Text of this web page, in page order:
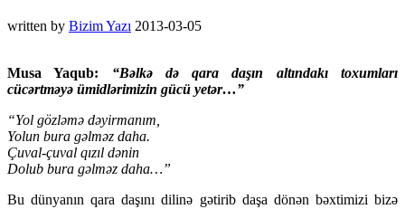
written by Bizim Yazı 2013-03-05
Musa Yaqub: “Bəlkə də qara daşın altındakı toxumları
cücərtməyə ümidlərimizin gücü yetər…”
“Yol gözləmə dəyirmanım,
Yolun bura gəlməz daha.
Çuval-çuval qızıl dənin
Dolub bura gəlməz daha…”
Bu dünyanın qara daşını dilinə gətirib daşa dönən bəxtimizi bizə